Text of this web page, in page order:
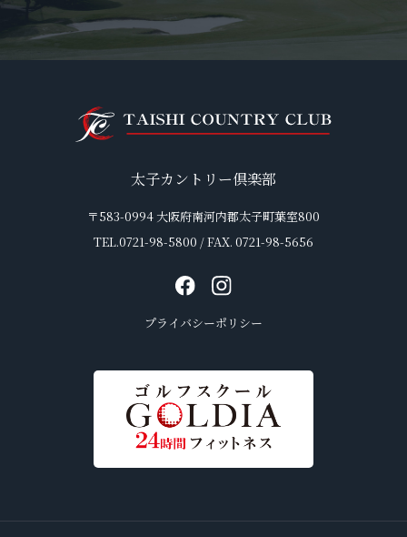
太子カントリー倶楽部
〒583-0994 大阪府南河内郡太子町葉室800
TEL.0721-98-5800 / FAX. 0721-98-5656
プライバシーポリシー